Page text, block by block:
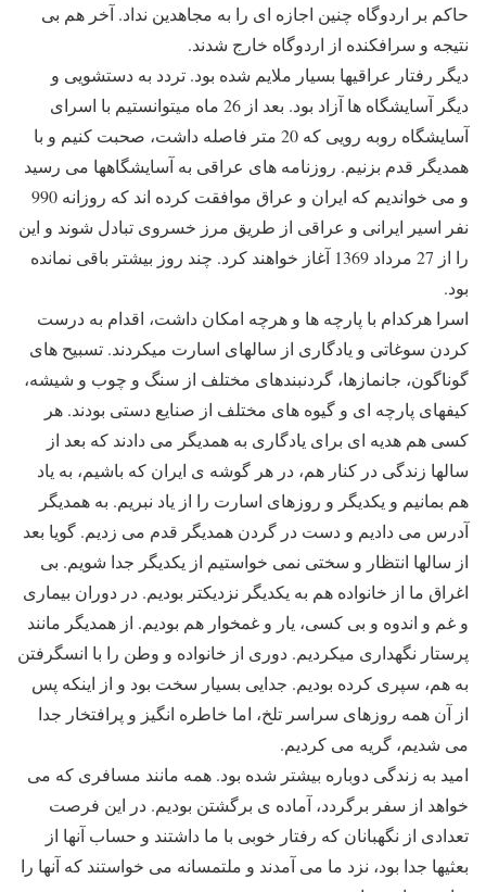
حاکم بر اردوگاه چنین اجازه ای را به مجاهدین نداد. آخر هم بی
نتیجه و سرافکنده از اردوگاه خارج شدند.
دیگر رفتار عراقیها بسیار ملایم شده بود. تردد به دستشویی و
دیگر آسایشگاه ها آزاد بود. بعد از 26 ماه میتوانستیم با اسرای
آسایشگاه روبه رویی که 20 متر فاصله داشت، صحبت کنیم و با
همدیگر قدم بزنیم. روزنامه های عراقی به آسایشگاهها می رسید
و می خواندیم که ایران و عراق موافقت کرده اند که روزانه 990
نفر اسیر ایرانی و عراقی از طریق مرز خسروی تبادل شوند و این
را از 27 مرداد 1369 آغاز خواهند کرد. چند روز بیشتر باقی نمانده
بود.
اسرا هرکدام با پارچه ها و هرچه امکان داشت، اقدام به درست
کردن سوغاتی و یادگاری از سالهای اسارت میکردند. تسبیح های
گوناگون، جانمازها، گردنبندهای مختلف از سنگ و چوب و شیشه،
کیفهای پارچه ای و گیوه های مختلف از صنایع دستی بودند. هر
کسی هم هدیه ای برای یادگاری به همدیگر می دادند که بعد از
سالها زندگی در کنار هم، در هر گوشه ی ایران که باشیم، به یاد
هم بمانیم و یکدیگر و روزهای اسارت را از یاد نبریم. به همدیگر
آدرس می دادیم و دست در گردن همدیگر قدم می زدیم. گویا بعد
از سالها انتظار و سختی نمی خواستیم از یکدیگر جدا شویم. بی
اغراق ما از خانواده هم به یکدیگر نزدیکتر بودیم. در دوران بیماری
و غم و اندوه و بی کسی، یار و غمخوار هم بودیم. از همدیگر مانند
پرستار نگهداری میکردیم. دوری از خانواده و وطن را با انسگرفتن
به هم، سپری کرده بودیم. جدایی بسیار سخت بود و از اینکه پس
از آن همه روزهای سراسر تلخ، اما خاطره انگیز و پرافتخار جدا
می شدیم، گریه می کردیم.
امید به زندگی دوباره بیشتر شده بود. همه مانند مسافری که می
خواهد از سفر برگردد، آماده ی برگشتن بودیم. در این فرصت
تعدادی از نگهبانان که رفتار خوبی با ما داشتند و حساب آنها از
بعثیها جدا بود، نزد ما می آمدند و ملتمسانه می خواستند که آنها را